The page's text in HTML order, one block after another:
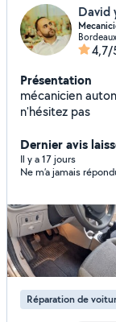
David
4,7/
Présentation
mécanicien automobile et netoiyage
n'hésitez pas
Dernier avis
Il y a 17 jours
Ne m’a jamais
Réparation de